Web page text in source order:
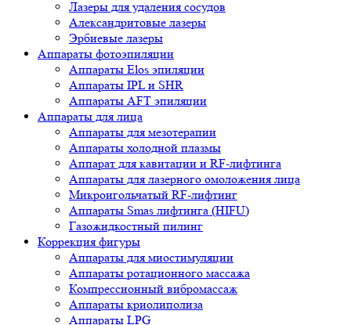
Лазеры для удаления сосудов
Александритовые лазеры
Эрбиевые лазеры
Аппараты фотоэпиляции
Аппараты Elos эпиляции
Аппараты IPL и SHR
Аппараты AFT эпиляции
Аппараты для лица
Аппараты для мезотерапии
Аппараты холодной плазмы
Аппарат для кавитации и RF-лифтинга
Аппараты для лазерного омоложения лица
Микроигольчатый RF-лифтинг
Аппараты Smas лифтинга (HIFU)
Газожидкостный пилинг
Коррекция фигуры
Аппараты для миостимуляции
Аппараты ротационного массажа
Компрессионный вибромассаж
Аппараты криолиполиза
Аппараты LPG